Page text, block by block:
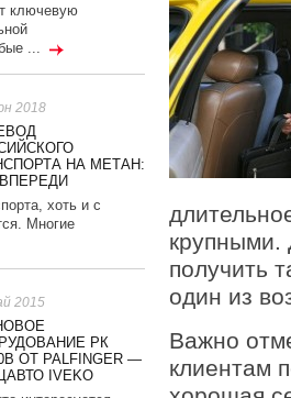
крупными.
получить
один из
Важно
клиентам
ключевую
...
2018
НА МЕТАН:
хоть и с
Многие
2015
РК
ОТ PALFINGER —
IVEKO